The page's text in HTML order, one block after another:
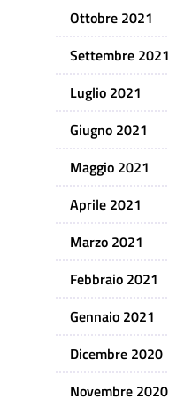
Ottobre 2021
Settembre 2021
Luglio 2021
Giugno 2021
Maggio 2021
Aprile 2021
Marzo 2021
Febbraio 2021
Gennaio 2021
Dicembre 2020
Novembre 2020